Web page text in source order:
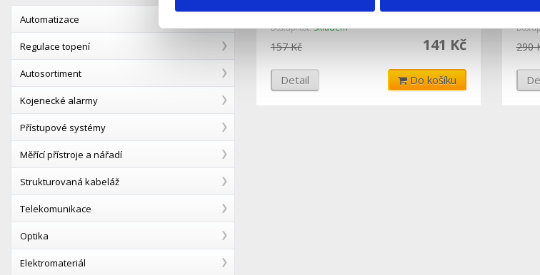
Automatizace
Regulace topení
Autosortiment
Kojenecké alarmy
Přístupové systémy
Měřící přístroje a nářadí
Strukturovaná kabeláž
Telekomunikace
Optika
Elektromateriál
Dostupnost:Skladem
141 Kč
157 Kč
Detail Do košíku
290